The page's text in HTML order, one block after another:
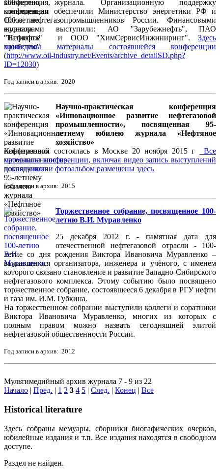
100-летию журнала. Организационную поддержку
конференции обеспечили Министерство энергетики РФ и
Союз нефтегазопромышленников России. Финансовыми
спонсорами выступили: АО "Зарубежнефть", ПАО
"Татнефть" и ООО "ХимСервисИнжиниринг". Здесь
приведены материалы состоявшейся конференции
(http://www.oil-industry.net/Events/archive_detailSD.php?
ID=12030)
Год записи в архив: 2020
Научно-практическая конференция
«Инновационное развитие нефтегазовой
промышленности», посвященная 95-
летнему юбилею журнала «Нефтяное
хозяйство»
Конференция состоялась в Москве 20 ноября 2015 г
Все
материалы конференции, включая видео запись выступлений
докладчиков и фотоальбом размещены здесь
Год записи в архив: 2015
Торжественное собрание, посвященное 100-
летию В.И. Муравленко
25 декабря 2012 г. - памятная дата для
отечественной нефтегазовой отрасли - 100-
летие со дня рождения Виктора Ивановича Муравленко –
выдающегося организатора, инженера и учёного, с именем
которого связано становление и развитие Западно-Сибирского
нефтегазового комплекса. Этому событию было посвящено
торжественное собрание, состоявшееся 6 декабря в РГУ нефти
и газа им. И.М. Губкина.
На торжественном собрании выступили коллеги и соратники
Виктора Ивановича Муравленко, многих из которых с
полным правом можно назвать сегодняшней элитой
нефтегазовой общественности России.
Год записи в архив: 2012
Мультимедийный архив журнала 7 - 9 из 22
Начало | Пред. | 1 2 3 4 5 | След. | Конец | Все
Historical literature
Здесь собраны мемуары, сборники биогафических очерков,
юбилейные издания и т.п. Все издания находятся в свободном
доступе.
Раздел не найден.